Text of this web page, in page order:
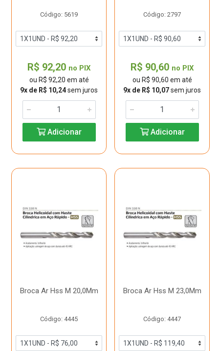
Código: 5619
R$ 92,20 no PIX
ou R$ 92,20 em até
9x de R$ 10,24sem juros
Adicionar
Código: 2797
R$ 90,60 no PIX
ou R$ 90,60 em até
9x de R$ 10,07sem juros
Adicionar
Broca Ar Hss M 20,0Mm
Código: 4445
Broca Ar Hss M 23,0Mm
Código: 4447